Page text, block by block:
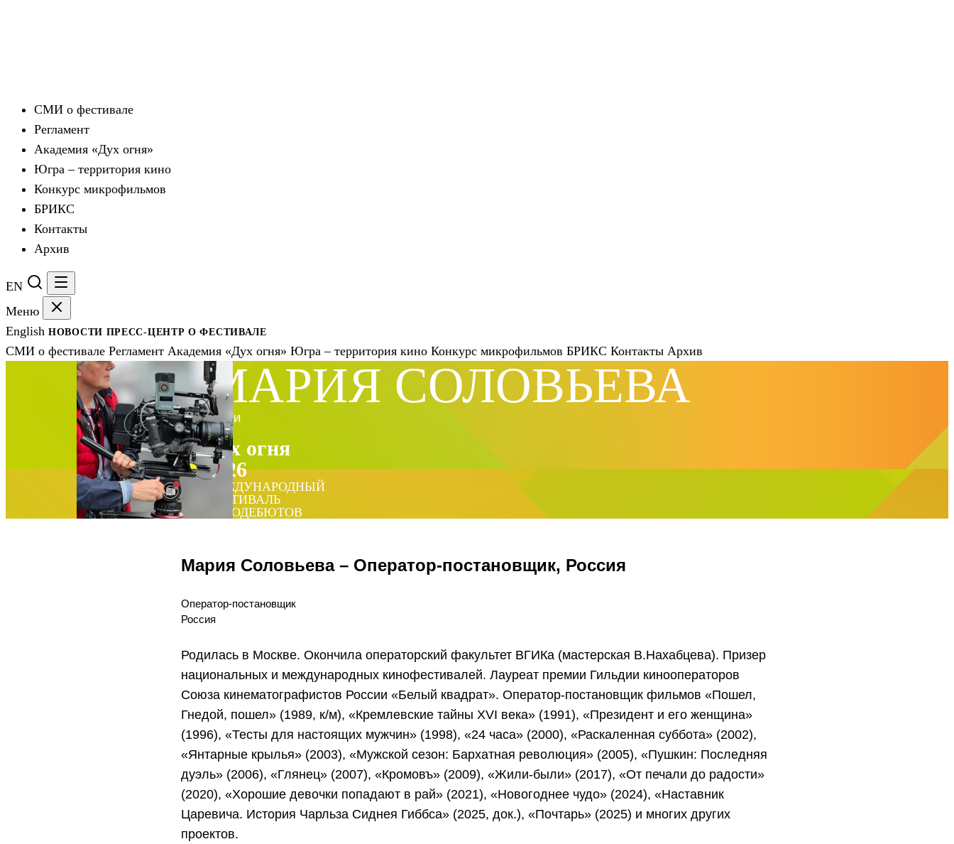
СМИ о фестивале
Регламент
Академия «Дух огня»
Югра – территория кино
Конкурс микрофильмов
БРИКС
Контакты
Архив
EN
Меню
English НОВОСТИ ПРЕСС-ЦЕНТРО ФЕСТИВАЛЕ
СМИ о фестивале Регламент Академия «Дух огня» Югра – территория кино Конкурс микрофильмов БРИКС Контакты Архив
МАРИЯ СОЛОВЬЕВА
ЖЮРИ
Дух огня
2026
МЕЖДУНАРОДНЫЙ
ФЕСТИВАЛЬ
КИНОДЕБЮТОВ
Мария Соловьева – Оператор-постановщик, Россия
Оператор-постановщик
Россия
Родилась в Москве. Окончила операторский факультет ВГИКа (мастерская В.Нахабцева). Призер
национальных и международных кинофестивалей. Лауреат премии Гильдии кинооператоров
Союза кинематографистов России «Белый квадрат». Оператор-постановщик фильмов «Пошел,
Гнедой, пошел» (1989, к/м), «Кремлевские тайны XVI века» (1991), «Президент и его женщина»
(1996), «Тесты для настоящих мужчин» (1998), «24 часа» (2000), «Раскаленная суббота» (2002),
«Янтарные крылья» (2003), «Мужской сезон: Бархатная революция» (2005), «Пушкин: Последняя
дуэль» (2006), «Глянец» (2007), «Кромовъ» (2009), «Жили-были» (2017), «От печали до радости»
(2020), «Хорошие девочки попадают в рай» (2021), «Новогоднее чудо» (2024), «Наставник
Царевича. История Чарльза Сиднея Гиббса» (2025, док.), «Почтарь» (2025) и многих других
проектов.